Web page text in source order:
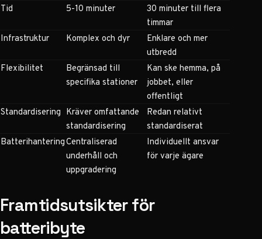
Tid
5-10 minuter
30 minuter till flera
timmar
Infrastruktur
Komplex och dyr
Enklare och mer
utbredd
Flexibilitet
Begränsad till
specifika stationer
Kan ske hemma, på
jobbet, eller
offentligt
Standardisering Kräver omfattande
standardisering
Redan relativt
standardiserat
BatterihanteringCentraliserad
underhåll och
uppgradering
Individuellt ansvar
för varje ägare
Framtidsutsikter för
batteribyte